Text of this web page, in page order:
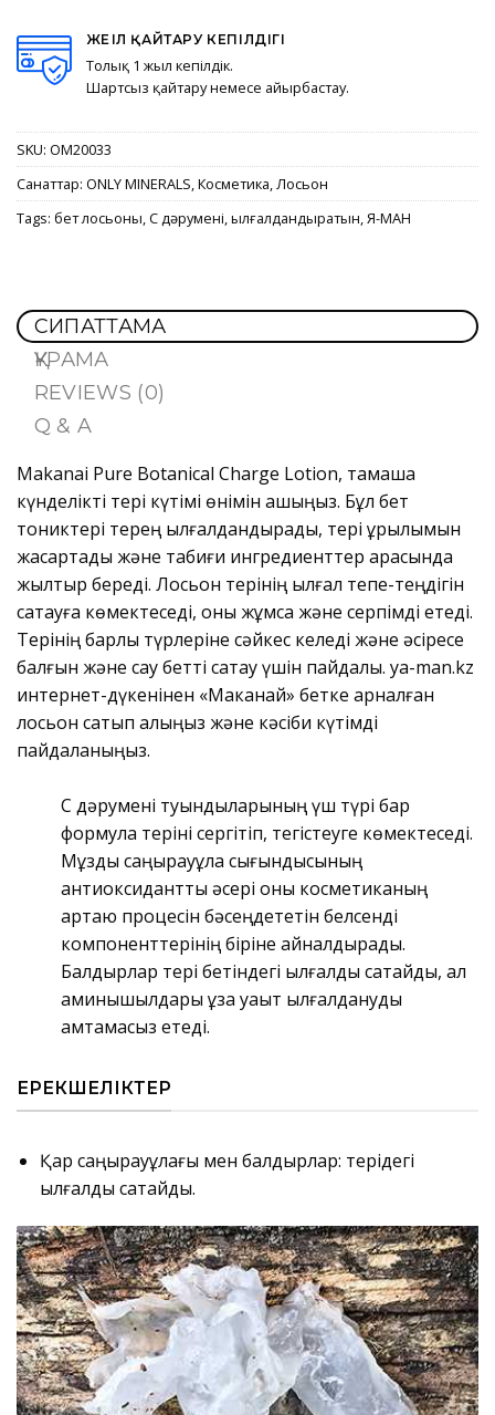
ЖЕҢІЛ ҚАЙТАРУ КЕПІЛДІГІ
Толық 1 жыл кепілдік.
Шартсыз қайтару немесе айырбастау.
SKU: OM20033
Санаттар: ONLY MINERALS,Косметика,Лосьон
Tags: бет лосьоны,С дәрумені,ылғалдандыратын,Я-МАН
СИПАТТАМА
ҚҰРАМА
REVIEWS (0)
Q & A
Makanai Pure Botanical Charge Lotion, тамаша
күнделікті тері күтімі өнімін ашыңыз. Бұл бет
тониктері терең ылғалдандырады, тері құрылымын
жақсартады және табиғи ингредиенттер арқасында
жылтыр береді. Лосьон терінің ылғал тепе-теңдігін
сақтауға көмектеседі, оны жұмсақ және серпімді етеді.
Терінің барлық түрлеріне сәйкес келеді және әсіресе
балғын және сау бетті сақтау үшін пайдалы. ya-man.kz
интернет-дүкенінен «Маканай» бетке арналған
лосьон сатып алыңыз және кәсіби күтімді
пайдаланыңыз.
С дәрумені туындыларының үш түрі бар
формула теріні сергітіп, тегістеуге көмектеседі.
Мұзды саңырауқұлақ сығындысының
антиоксиданттық әсері оны косметиканың
қартаю процесін бәсеңдететін белсенді
компоненттерінің біріне айналдырады.
Балдырлар тері бетіндегі ылғалды сақтайды, ал
аминқышқылдары ұзақ уақыт ылғалдануды
қамтамасыз етеді.
ЕРЕКШЕЛІКТЕР
Қар саңырауқұлағы мен балдырлар: терідегі
ылғалды сақтайды.